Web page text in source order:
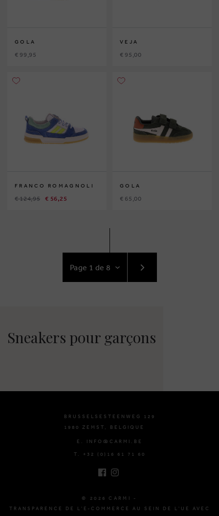
GOLA
€ 99,95
VEJA
€ 95,00
FRANCO ROMAGNOLI
€ 124,95 € 56,25
GOLA
€ 65,00
AU
SUIVANT
Sneakers pour garçons
BRUSSELSESTEENWEG 129
1980 ZEMST, BELGIQUE
E. INFO@CARMI.BE
T. +32 (0)16 61 71 60
© 2026 CARMI -
TRANSPARENCE DE L'E-COMMERCE AU SEIN DE L'UE AVEC